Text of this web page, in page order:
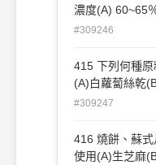
濃度(A) 60~65
(D) 85~95％。
#309246
415 下列何種
(A)白蘿蔔絲乾
黃蘿蔔絲。
#309247
416 燒餅、蘇
使用(A)生芝麻